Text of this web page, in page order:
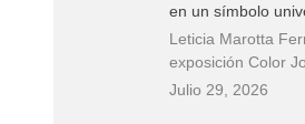
en un símbolo
Leticia Marotta
exposición Color
Julio 29, 2026